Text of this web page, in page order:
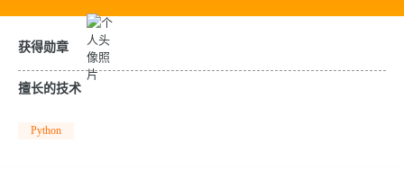
获得勋章
擅长的技术
Python